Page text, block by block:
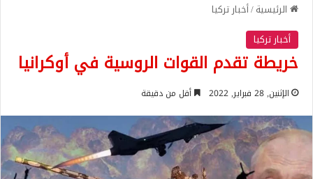
الرئيسية/أخبار تركيا
أخبار تركيا
خريطة تقدم القوات الروسية في أوكرانيا
الإثنين, 28 فبراير, 2022 أقل من دقيقة